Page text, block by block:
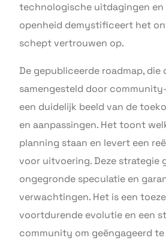
technologische uitdagingen en
openheid demystificeert het
schept vertrouwen op.
De gepubliceerde roadmap, die
samengesteld door
een duidelijk beeld van de
en aanpassingen. Het toont
planning staan en levert een
voor uitvoering. Deze strategie
ongegronde speculatie en
verwachtingen. Het is een
voortdurende evolutie en een
community om geëngageerd te